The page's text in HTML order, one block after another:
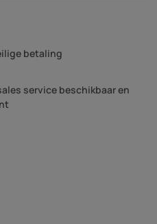
betaling
service beschikbaar en